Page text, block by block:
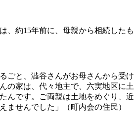
、約15年前に、母親から相続したも
ごと、澁谷さんがお母さんから受け
の家は、代々地主で、六実地区に土
んです。ご両親は土地をめぐり、近
ませんでした」（町内会の住民）